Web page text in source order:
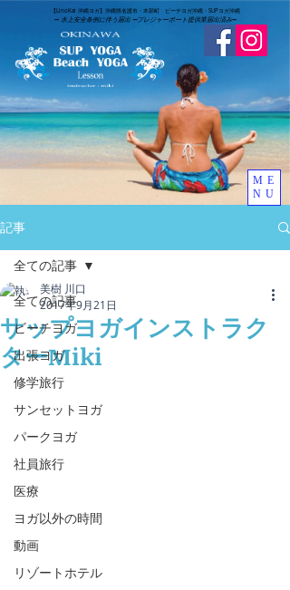
​【LinoKai 沖縄ヨガ】沖縄県名護市・本部町 ビーチヨガ沖縄・SUPヨガ沖縄
➖ 水上安全条例に伴う届出 ➖​プレジャーボート提供業届出済み➖
ME
NU
記事
全ての記事
ビーチヨガ
出張ヨガ
修学旅行
サンセットヨガ
パークヨガ
社員旅行
医療
ヨガ以外の時間
動画
リゾートホテル
全ての記事
サップヨガインストラク
ターMiki
美樹 川口
2017年9月21日